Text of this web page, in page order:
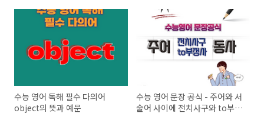
수능 영어 독해 필수 다의어
object의 뜻과 예문
수능 영어 문장 공식 - 주어와 서
술어 사이에 전치사구와 to부정